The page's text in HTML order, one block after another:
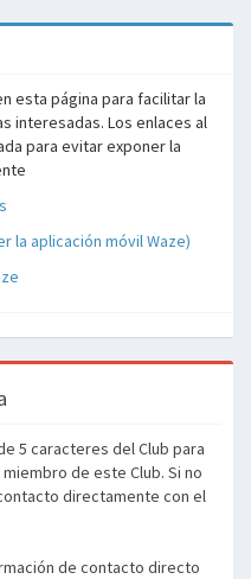
esta página para facilitar la
interesadas. Los enlaces al
para evitar exponer la
la aplicación móvil Waze)
5 caracteres del Club para
de este Club. Si no
directamente con el
de contacto directo